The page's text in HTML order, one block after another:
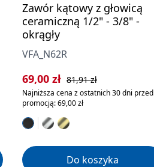
Zawór kątowy z głowicą
ceramiczną 1/2" - 3/8" -
okrągły
VFA_N62R
Cena sprzedaży:
69,00 zł Cena regularna:
81,91 zł
Najniższa cena z ostatnich 30 dni przed
promocją: 69,00 zł
Do koszyka